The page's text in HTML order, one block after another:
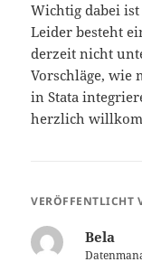
Wichtig dabei
Leider besteht
derzeit nicht
Vorschläge, wie
in Stata
herzlich
VERÖFFENTLICHT
Bela